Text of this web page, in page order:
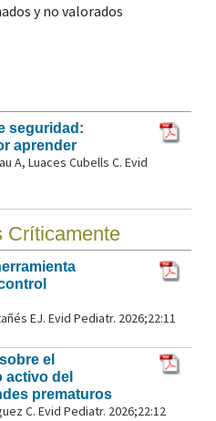
y no valorados
seguridad:
aprender
A, Luaces Cubells C. Evid
Críticamente
EJ. Evid Pediatr. 2026;22:11
el
activo del
prematuros
C. Evid Pediatr. 2026;22:12